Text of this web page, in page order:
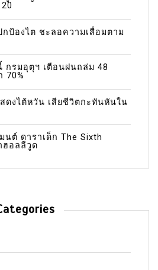
ป้องไต ชะลอความเสื่อมตาม
กรมอุตุฯ เตือนฝนถล่ม 48
70%
ดงไต้หวัน เสียชีวิตกะทันหันใน
นต์ ดาราเด็ก The Sixth
ฮอลลีวูด